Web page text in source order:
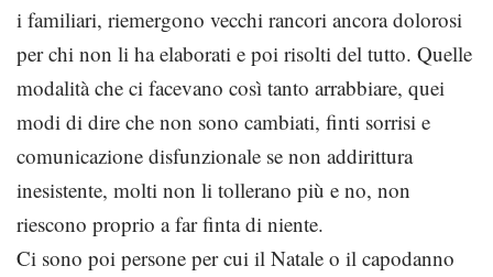
i familiari, riemergono vecchi rancori ancora dolorosi
per chi non li ha elaborati e poi risolti del tutto. Quelle
modalità che ci facevano così tanto arrabbiare, quei
modi di dire che non sono cambiati, finti sorrisi e
comunicazione disfunzionale se non addirittura
inesistente, molti non li tollerano più e no, non
riescono proprio a far finta di niente.
Ci sono poi persone per cui il Natale o il capodanno